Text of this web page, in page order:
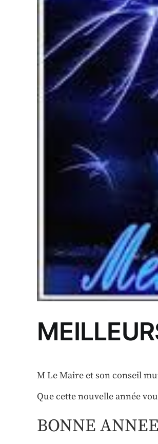
M Le Maire et son conseil
Que cette nouvelle année
BONNE